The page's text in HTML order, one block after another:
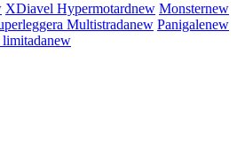
XDiavel Hypermotardnew Monsternew
Multistradanew Panigalenew
limitadanew